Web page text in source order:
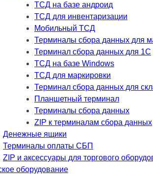
ТСД на базе андроид
ТСД для инвентаризации
Мобильный ТСД
Терминалы сбора данных для
Терминал сбора данных для 1C
ТСД на базе Windows
ТСД для маркировки
Терминал сбора данных для
Планшетный терминал
Терминалы сбора данных
ZIP к терминалам сбора данных
Денежные ящики
Терминалы оплаты СБП
ZIP и аксессуары для торгового
оборудование